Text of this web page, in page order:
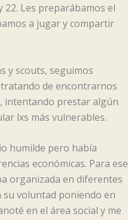
22. Les preparábamos el
a jugar y compartir
y scouts, seguimos
de encontrarnos
intentando prestar algún
lxs más vulnerables.
humilde pero había
económicas. Para ese
organizada en diferentes
su voluntad poniendo en
en el área social y me